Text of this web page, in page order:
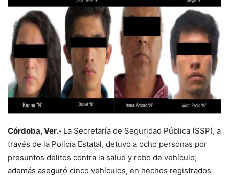
Córdoba, Ver.- La Secretaría de Seguridad Pública (SSP), a
través de la Policía Estatal, detuvo a ocho personas por
presuntos delitos contra la salud y robo de vehículo;
además aseguró cinco vehículos, en hechos registrados